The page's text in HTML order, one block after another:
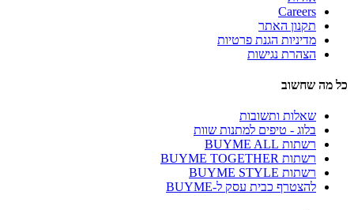
Careers
תקנון האתר
מדיניות הגנת פרטיות
הצהרת נגישות
כל מה שחשוב
שאלות ותשובות
בלוג - טיפים למתנות שוות
רשתות BUYME ALL
רשתות BUYME TOGETHER
רשתות BUYME STYLE
להצטרף כבית עסק ל-BUYME